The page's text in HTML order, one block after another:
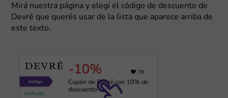
Mirá nuestra página y elegí el código de descuento de
Devré que querés usar de la lista que aparece arriba de
este texto.